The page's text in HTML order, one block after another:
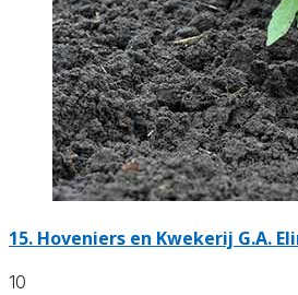
15. Hoveniers en Kwekerij G.A.
10